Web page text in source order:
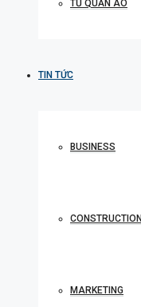
TỦ QUẦN ÁO
TIN TỨC
BUSINESS
CONSTRUCTION
MARKETING